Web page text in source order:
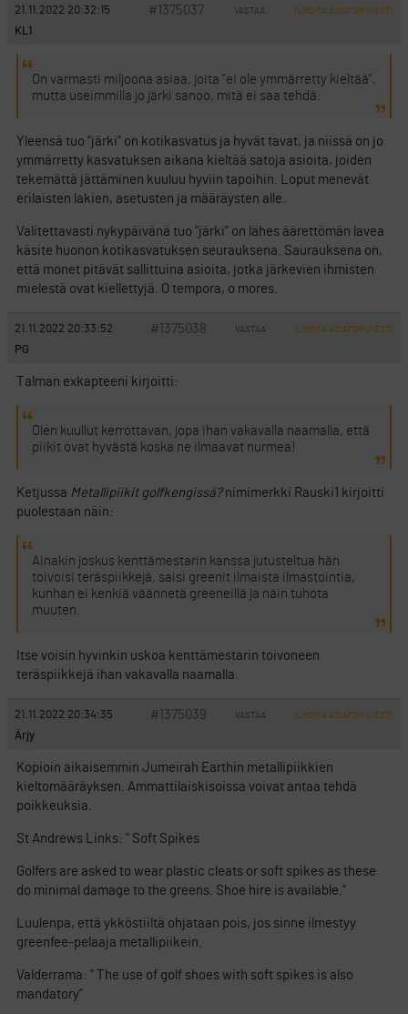
21.11.2022 20:32:15 #1375037 VASTAA ILMOITA ASIATON VIESTI
KL1
On varmasti miljoona asiaa, joita ”ei ole ymmärretty kieltää”,
mutta useimmilla jo järki sanoo, mitä ei saa tehdä.
Yleensä tuo ”järki” on kotikasvatus ja hyvät tavat, ja niissä on jo
ymmärretty kasvatuksen aikana kieltää satoja asioita, joiden
tekemättä jättäminen kuuluu hyviin tapoihin. Loput menevät
erilaisten lakien, asetusten ja määräysten alle.
Valitettavasti nykypäivänä tuo ”järki” on lähes äärettömän lavea
käsite huonon kotikasvatuksen seurauksena. Saurauksena on,
että monet pitävät sallittuina asioita, jotka järkevien ihmisten
mielestä ovat kiellettyjä. O tempora, o mores.
21.11.2022 20:33:52 #1375038 VASTAA ILMOITA ASIATON VIESTI
PG
Talman exkapteeni kirjoitti:
Olen kuullut kerrottavan, jopa ihan vakavalla naamalla, että
piikit ovat hyvästä koska ne ilmaavat nurmea!
Ketjussa Metallipiikit golfkengissä?nimimerkki Rauski1 kirjoitti
puolestaan näin:
Ainakin joskus kenttämestarin kanssa jutusteltua hän
toivoisi teräspiikkejä, saisi greenit ilmaista ilmastointia,
kunhan ei kenkiä väännetä greeneillä ja näin tuhota
muuten.
Itse voisin hyvinkin uskoa kenttämestarin toivoneen
teräspiikkejä ihan vakavalla naamalla.
21.11.2022 20:34:35 #1375039 VASTAA ILMOITA ASIATON VIESTI
Ärjy
Kopioin aikaisemmin Jumeirah Earthin metallipiikkien
kieltomääräyksen. Ammattilaiskisoissa voivat antaa tehdä
poikkeuksia.
St Andrews Links: ” Soft Spikes
Golfers are asked to wear plastic cleats or soft spikes as these
do minimal damage to the greens. Shoe hire is available.”
Luulenpa, että ykköstiiltä ohjataan pois, jos sinne ilmestyy
greenfee-pelaaja metallipiikein.
Valderrama: ” The use of golf shoes with soft spikes is also
mandatory”